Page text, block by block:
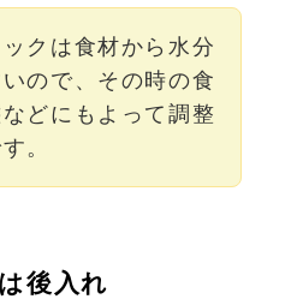
クは食材から水分
ので、その時の食
どにもよって調整
。
後入れ